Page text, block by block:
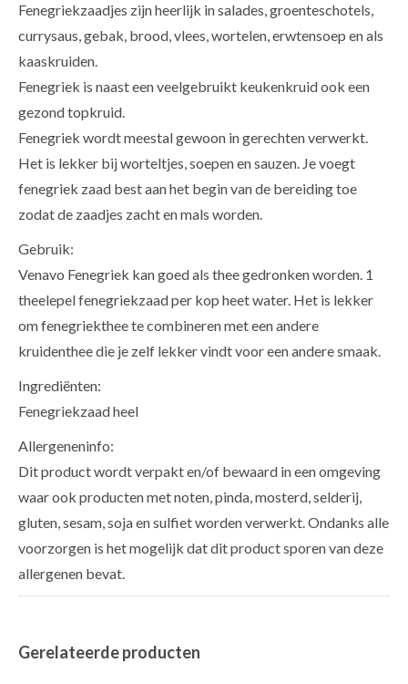
Fenegriekzaadjes zijn heerlijk in salades, groenteschotels,
currysaus, gebak, brood, vlees, wortelen, erwtensoep en als
kaaskruiden.
Fenegriek is naast een veelgebruikt keukenkruid ook een
gezond topkruid.
Fenegriek wordt meestal gewoon in gerechten verwerkt.
Het is lekker bij worteltjes, soepen en sauzen. Je voegt
fenegriek zaad best aan het begin van de bereiding toe
zodat de zaadjes zacht en mals worden.
Gebruik:
Venavo Fenegriek kan goed als thee gedronken worden. 1
theelepel fenegriekzaad per kop heet water. Het is lekker
om fenegriekthee te combineren met een andere
kruidenthee die je zelf lekker vindt voor een andere smaak.
Ingrediënten:
Fenegriekzaad heel
Allergeneninfo:
Dit product wordt verpakt en/of bewaard in een omgeving
waar ook producten met noten, pinda, mosterd, selderij,
gluten, sesam, soja en sulfiet worden verwerkt. Ondanks alle
voorzorgen is het mogelijk dat dit product sporen van deze
allergenen bevat.
Gerelateerde producten